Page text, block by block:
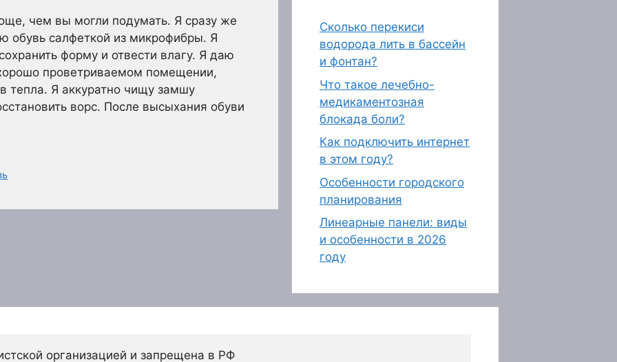
чем вы могли подумать. Я сразу же
салфеткой из микрофибры. Я
форму и отвести влагу. Я даю
проветриваемом помещении,
тепла. Я аккуратно чищу замшу
ворс. После высыхания обуви
Сколько перекиси
водорода лить в бассейн
и фонтан?
Что такое лечебно-
медикаментозная
блокада боли?
Как подключить интернет
в этом году?
Особенности городского
планирования
Линеарные панели: виды
и особенности в 2026
году
организацией и запрещена в РФ